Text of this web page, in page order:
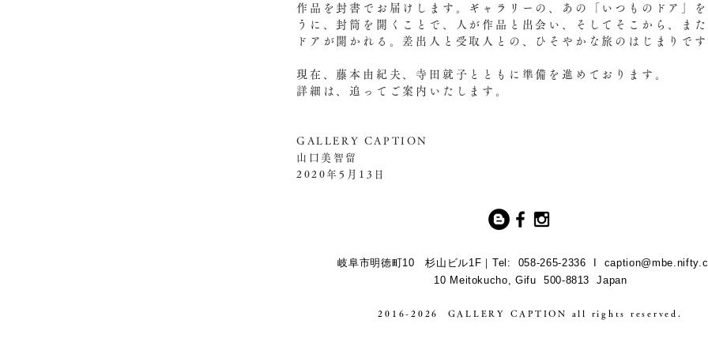
作品を封書でお届けします。ギャラリーの、あの「いつものドア」を
うに、封筒を開くことで、人が作品と出会い、そしてそこから、ま
ドアが開かれる。差出人と受取人との、ひそやかな旅のはじまりです
現在、藤本由紀夫、寺田就子とともに準備を進めております。
詳細は、追ってご案内いたします。
GALLERY CAPTION
山口美智留
2020年5月13日
岐阜市明徳町10 杉山ビル1F｜Tel: 058-265-2336 I
10 Meitokucho, Gifu 500-8813 Japan
2016-2026 GALLERY CAPTION all rights reserved.